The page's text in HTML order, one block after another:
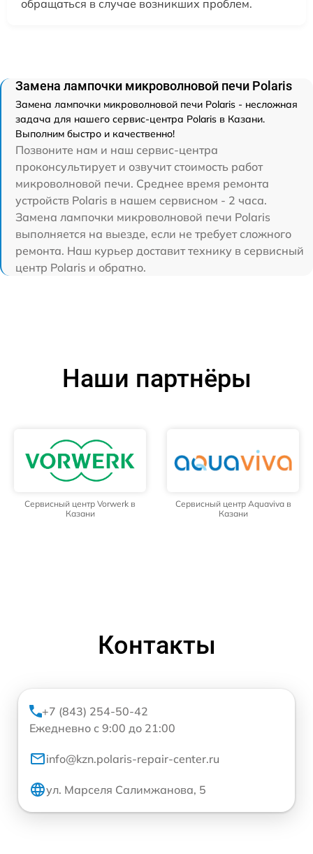
обращаться в случае возникших проблем.
Замена лампочки микроволновой печи Polaris
Замена лампочки микроволновой печи Polaris - несложная
задача для нашего сервис-центра Polaris в Казани.
Выполним быстро и качественно!
Позвоните нам и наш сервис-центра
проконсультирует и озвучит стоимость работ
микроволновой печи. Среднее время ремонта
устройств Polaris в нашем сервисном - 2 часа.
Замена лампочки микроволновой печи Polaris
выполняется на выезде, если не требует сложного
ремонта. Наш курьер доставит технику в сервисный
центр Polaris и обратно.
Наши партнёры
Сервисный центр Vorwerk в
Казани
Сервисный центр Aquaviva в
Казани
Контакты
+7 (843) 254-50-42
Ежедневно с 9:00 до 21:00
info@kzn.polaris-repair-center.ru
ул. Марселя Салимжанова, 5